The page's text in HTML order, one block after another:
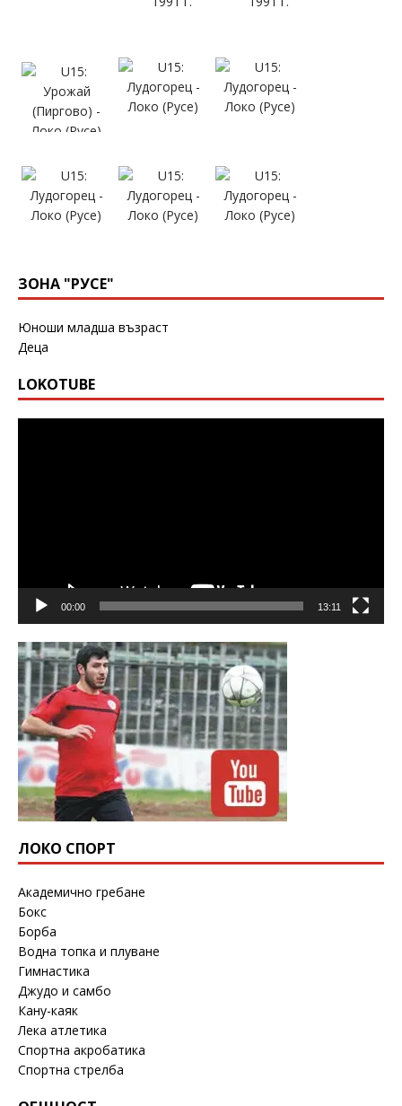
ЗОНА "РУСЕ"
Юноши младша възраст
Деца
LOKOTUBE
00:00 13:11
ЛОКО СПОРТ
Академично гребане
Бокс
Борба
Водна топка и плуване
Гимнастика
Джудо и самбо
Кану-каяк
Лека атлетика
Спортна акробатика
Спортна стрелба